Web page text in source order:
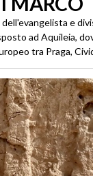
e
ad Aquileia,
tra Praga,